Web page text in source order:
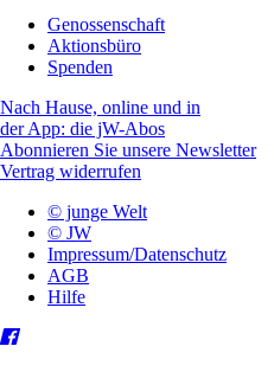
Genossenschaft
Aktionsbüro
Spenden
Nach Hause, online und in
der App: die jW-Abos
Abonnieren Sie unsere Newsletter
Vertrag widerrufen
© junge Welt
© JW
Impressum/Datenschutz
AGB
Hilfe